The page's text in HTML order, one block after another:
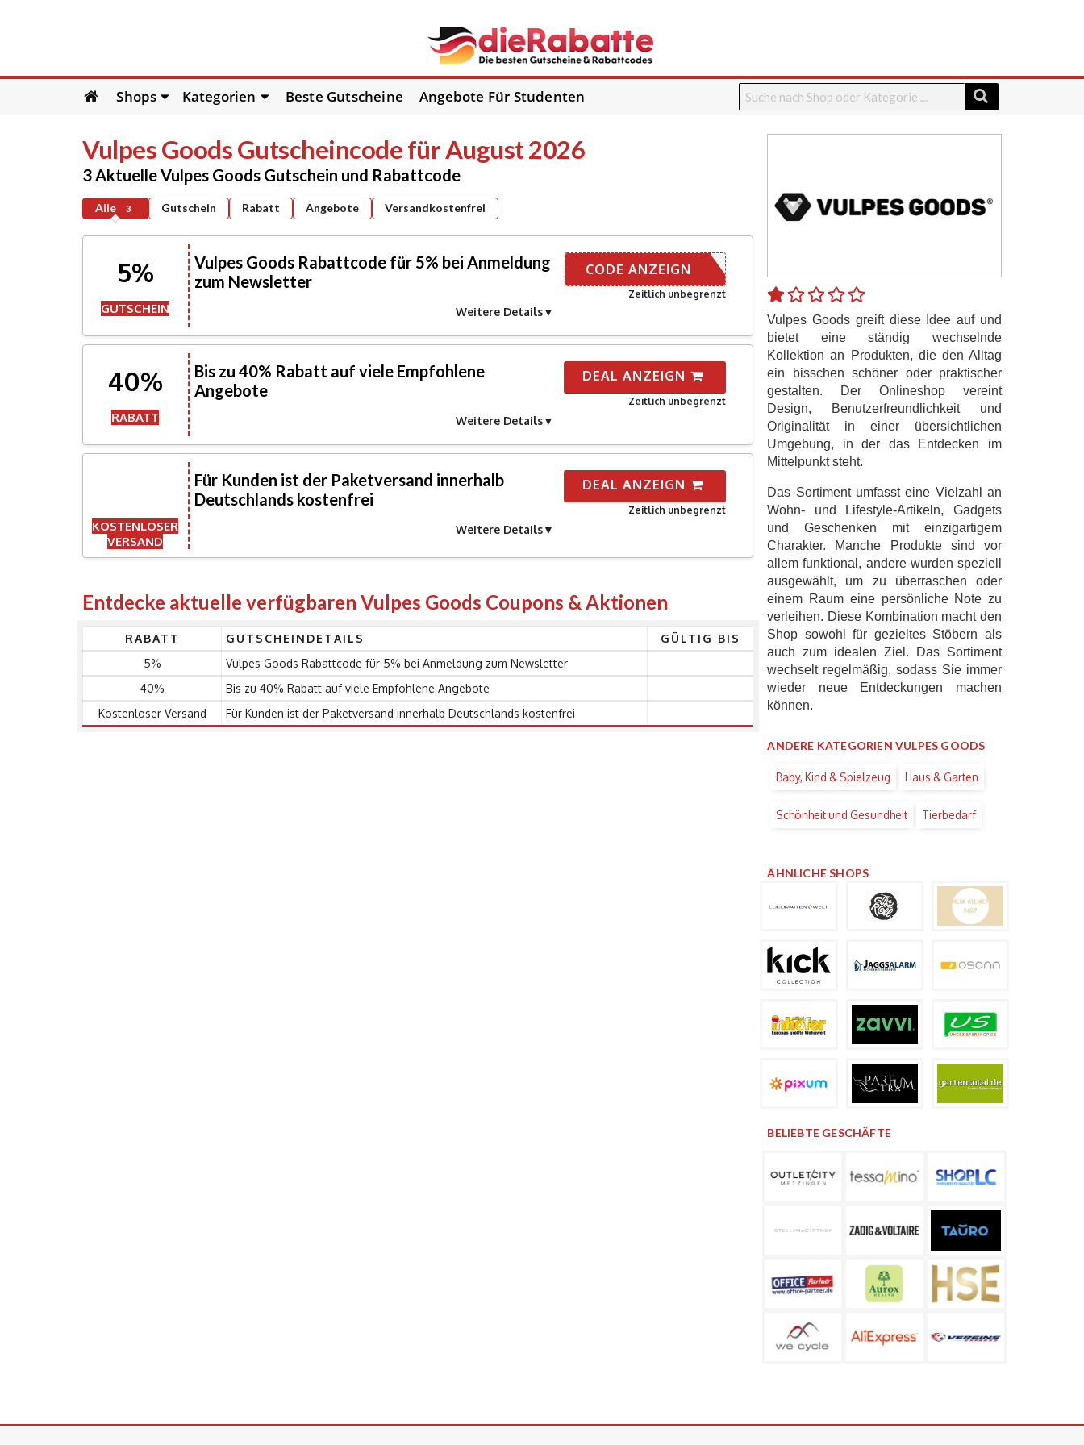
Skip
to
Shops Kategorien Beste Gutscheine Angebote Für Studenten
Vulpes GoodsGutscheincode für August 2026
3 Aktuelle Vulpes Goods Gutschein und Rabattcode
Alle 3 Gutschein Rabatt Angebote Versandkostenfrei
5%
GUTSCHEIN
Vulpes Goods Rabattcode für 5% bei Anmeldung
zum Newsletter
Weitere Details
R E-MAIL
CODE ANZEIGN
Zeitlich unbegrenzt
40%
RABATT
Bis zu 40% Rabatt auf viele Empfohlene
Angebote
Weitere Details
DEAL ANZEIGN
Zeitlich unbegrenzt
KOSTENLOSER
VERSAND
Für Kunden ist der Paketversand innerhalb
Deutschlands kostenfrei
Weitere Details
DEAL ANZEIGN
Zeitlich unbegrenzt
Entdecke aktuelle verfügbaren Vulpes Goods Coupons & Aktionen
RABATT GUTSCHEINDETAILS
GÜLTIG BIS
5%
Vulpes Goods Rabattcode für 5% bei Anmeldung zum Newsletter
40%
Bis zu 40% Rabatt auf viele Empfohlene Angebote
Kostenloser Versand
Für Kunden ist der Paketversand innerhalb Deutschlands kostenfrei
Vulpes Goods greift diese Idee auf und
bietet eine ständig wechselnde
Kollektion an Produkten, die den Alltag
ein bisschen schöner oder praktischer
gestalten. Der Onlineshop vereint
Design, Benutzerfreundlichkeit und
Originalität in einer übersichtlichen
Umgebung, in der das Entdecken im
Mittelpunkt steht.
Das Sortiment umfasst eine Vielzahl an
Wohn- und Lifestyle-Artikeln, Gadgets
und Geschenken mit einzigartigem
Charakter. Manche Produkte sind vor
allem funktional, andere wurden speziell
ausgewählt, um zu überraschen oder
einem Raum eine persönliche Note zu
verleihen. Diese Kombination macht den
Shop sowohl für gezieltes Stöbern als
auch zum idealen Ziel. Das Sortiment
wechselt regelmäßig, sodass Sie immer
wieder neue Entdeckungen machen
können.
ANDERE KATEGORIEN VULPES GOODS
Baby, Kind & Spielzeug Haus & Garten
Schönheit und Gesundheit Tierbedarf
ÄHNLICHE SHOPS
BELIEBTE GESCHÄFTE